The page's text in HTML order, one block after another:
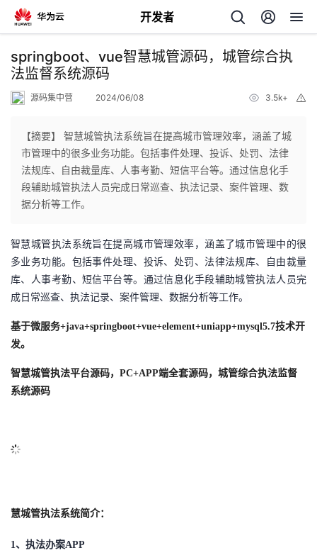
开发者
返
回
个
人
主
页
我
的
开
者
我
坛
圈
子
的
直
我
的
我
我
的
发
者
堂
的
课
我
的
我
的
Programs
我
的
支
技
术
的
云
springboot、vue智慧城管源码，城管综合执
法监督系统源码
源码集中营 2024/06/08 3.5k+
【摘要】 智慧城管执法系统旨在提高城市管理效率，涵盖了城
市管理中的很多业务功能。包括事件处理、投诉、处罚、法律
法规库、自由裁量库、人事考勤、短信平台等。通过信息化手
段辅助城管执法人员完成日常巡查、执法记录、案件管理、数
据分析等工作。
智慧城管执法系统旨在提高城市管理效率，涵盖了城市管理中的很
多业务功能。包括事件处理、投诉、处罚、法律法规库、自由裁量
库、人事考勤、短信平台等。 通过信息化手段辅助城管执法人员完
成日常巡查、执法记录、案件管理、数据分析等工作。
基于微服务+java+springboot+vue+element+uniapp+mysql5.7技术开
发。
智慧城管执法平台源码， PC+APP端全套源码， 城管综合执法监督
系统源码
慧城管执法系统简介：
1、 执法办案APP